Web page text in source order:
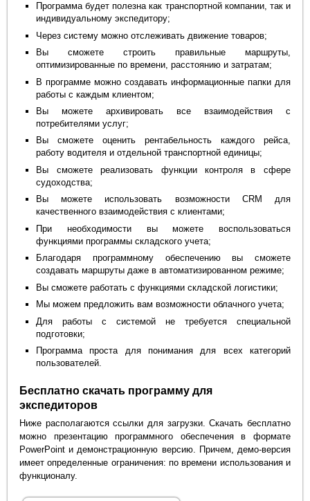
Программа будет полезна как транспортной компании, так и
индивидуальному экспедитору;
Через систему можно отслеживать движение товаров;
Вы сможете строить правильные маршруты,
оптимизированные по времени, расстоянию и затратам;
В программе можно создавать информационные папки для
работы с каждым клиентом;
Вы можете архивировать все взаимодействия с
потребителями услуг;
Вы сможете оценить рентабельность каждого рейса,
работу водителя и отдельной транспортной единицы;
Вы сможете реализовать функции контроля в сфере
судоходства;
Вы можете использовать возможности CRM для
качественного взаимодействия с клиентами;
При необходимости вы можете воспользоваться
функциями программы складского учета;
Благодаря программному обеспечению вы сможете
создавать маршруты даже в автоматизированном режиме;
Вы сможете работать с функциями складской логистики;
Мы можем предложить вам возможности облачного учета;
Для работы с системой не требуется специальной
подготовки;
Программа проста для понимания для всех категорий
пользователей.
Бесплатно скачать программу для
экспедиторов
Ниже располагаются ссылки для загрузки. Скачать бесплатно
можно презентацию программного обеспечения в формате
PowerPoint и демонстрационную версию. Причем, демо-версия
имеет определенные ограничения: по времени использования и
функционалу.